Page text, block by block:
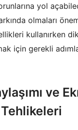
yol
olmaları
kullanırken
için gerekli
ve